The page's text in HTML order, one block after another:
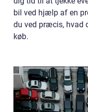
bil ved hjælp af en
du ved præcis, hvad
køb.